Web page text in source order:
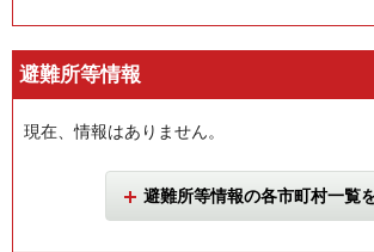
避難所等情報
現在、情報はありません。
避難所等情報の各市町村一覧